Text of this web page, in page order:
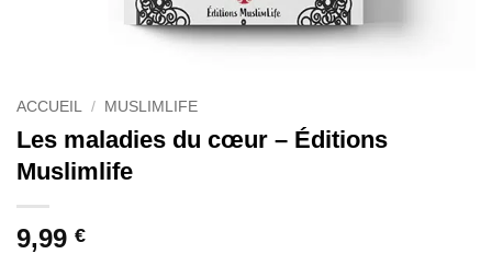
ACCUEIL / MUSLIMLIFE
Les maladies du cœur – Éditions
Muslimlife
9,99 €